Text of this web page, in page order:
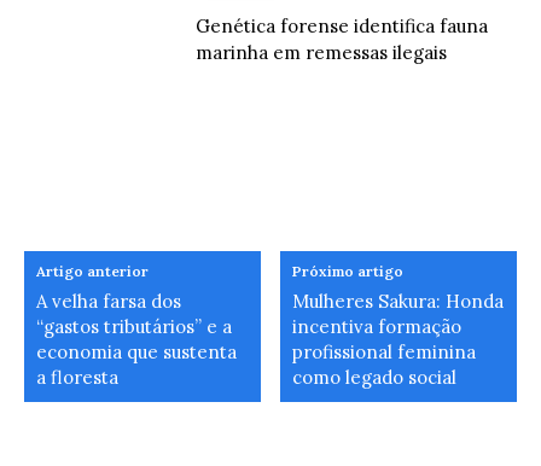
Genética forense identifica fauna
marinha em remessas ilegais
Artigo anterior
A velha farsa dos
“gastos tributários” e a
economia que sustenta
a floresta
Próximo artigo
Mulheres Sakura: Honda
incentiva formação
profissional feminina
como legado social